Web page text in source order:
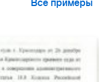
Все примеры